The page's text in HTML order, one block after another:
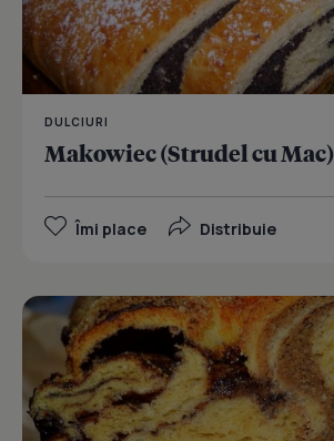
DULCIURI
Makowiec (Strudel cu Mac)
Îmi place Distribuie